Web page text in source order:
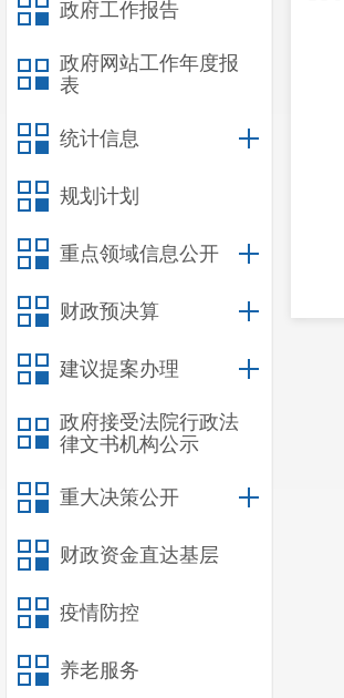
政府工作报告
政府网站工作年度报
表
统计信息
规划计划
重点领域信息公开
财政预决算
建议提案办理
政府接受法院行政法
律文书机构公示
重大决策公开
财政资金直达基层
疫情防控
养老服务